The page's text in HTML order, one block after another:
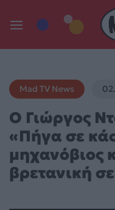
Mad TV News
Ο Γιώργος
«Πήγα σε
μηχανόβιος
βρετανική